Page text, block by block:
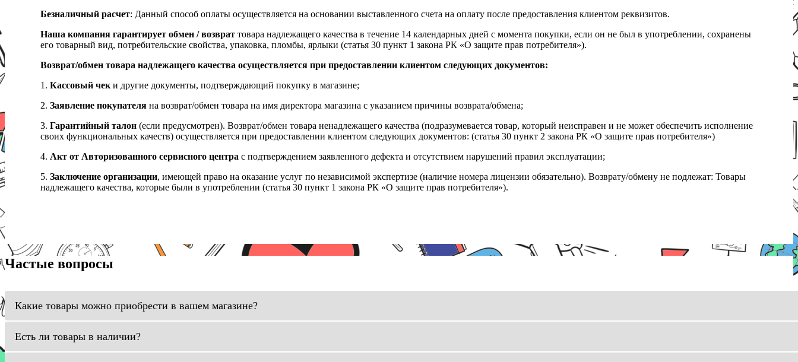
Безналичный расчет: Данный способ оплаты осуществляется на основании выставленного счета на оплату после предоставления клиентом реквизитов.
Наша компания гарантирует обмен / возврат товара надлежащего качества в течение 14 календарных дней с момента покупки, если он не был в употреблении, сохранены
его товарный вид, потребительские свойства, упаковка, пломбы, ярлыки (статья 30 пункт 1 закона РК «О защите прав потребителя»).
Возврат/обмен товара надлежащего качества осуществляется при предоставлении клиентом следующих документов:
1. Кассовый чек и другие документы, подтверждающий покупку в магазине;
2. Заявление покупателя на возврат/обмен товара на имя директора магазина с указанием причины возврата/обмена;
3. Гарантийный талон (если предусмотрен). Возврат/обмен товара ненадлежащего качества (подразумевается товар, который неисправен и не может обеспечить исполнение
своих функциональных качеств) осуществляется при предоставлении клиентом следующих документов: (статья 30 пункт 2 закона РК «О защите прав потребителя»)
4. Акт от Авторизованного сервисного центра с подтверждением заявленного дефекта и отсутствием нарушений правил эксплуатации;
5. Заключение организации, имеющей право на оказание услуг по независимой экспертизе (наличие номера лицензии обязательно). Возврату/обмену не подлежат: Товары
надлежащего качества, которые были в употреблении (статья 30 пункт 1 закона РК «О защите прав потребителя»).
Частые вопросы
Какие товары можно приобрести в вашем магазине?
Есть ли товары в наличии?